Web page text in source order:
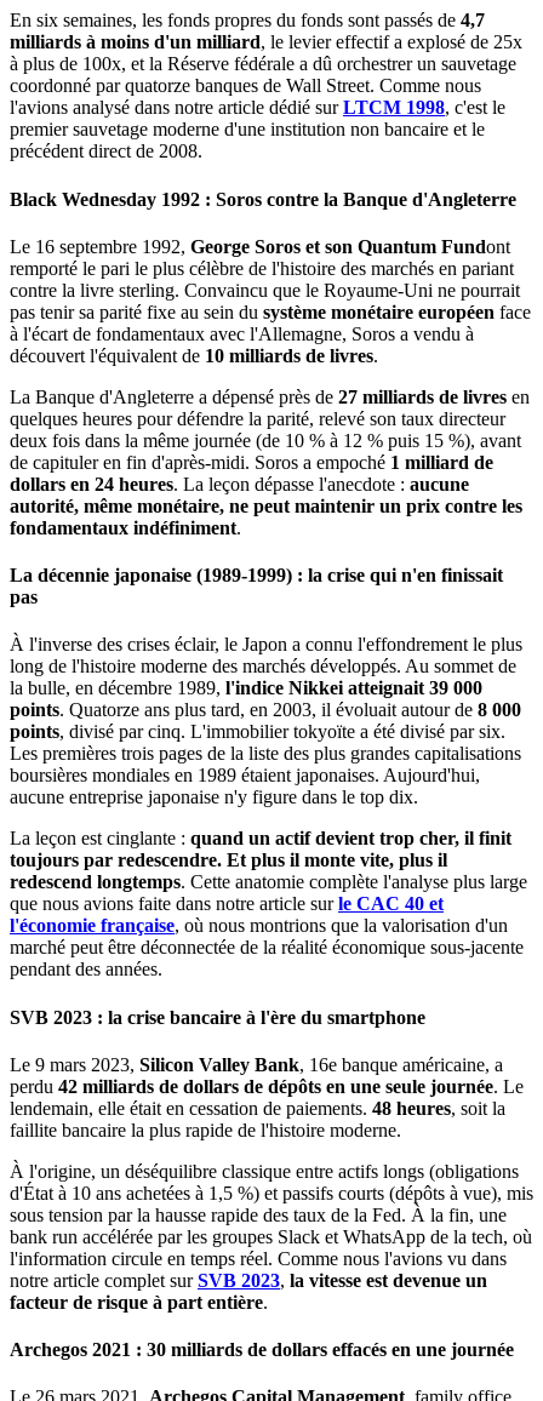
En six semaines, les fonds propres du fonds sont passés de 4,7
milliards à moins d'un milliard, le levier effectif a explosé de 25x
à plus de 100x, et la Réserve fédérale a dû orchestrer un sauvetage
coordonné par quatorze banques de Wall Street. Comme nous
l'avions analysé dans notre article dédié surLTCM 1998, c'est le
premier sauvetage moderne d'une institution non bancaire et le
précédent direct de 2008.
Black Wednesday 1992 : Soros contre la Banque d'Angleterre
Le 16 septembre 1992, George Soros et son Quantum Fundont
remporté le pari le plus célèbre de l'histoire des marchés en pariant
contre la livre sterling. Convaincu que le Royaume-Uni ne pourrait
pas tenir sa parité fixe au sein du système monétaire européen face
à l'écart de fondamentaux avec l'Allemagne, Soros a vendu à
découvert l'équivalent de 10 milliards de livres.
La Banque d'Angleterre a dépensé près de 27 milliards de livres en
quelques heures pour défendre la parité, relevé son taux directeur
deux fois dans la même journée (de 10 % à 12 % puis 15 %), avant
de capituler en fin d'après-midi. Soros a empoché 1 milliard de
dollars en 24 heures. La leçon dépasse l'anecdote : aucune
autorité, même monétaire, ne peut maintenir un prix contre les
fondamentaux indéfiniment.
La décennie japonaise (1989-1999) : la crise qui n'en finissait
pas
À l'inverse des crises éclair, le Japon a connu l'effondrement le plus
long de l'histoire moderne des marchés développés. Au sommet de
la bulle, en décembre 1989, l'indice Nikkei atteignait 39 000
points. Quatorze ans plus tard, en 2003, il évoluait autour de 8 000
points, divisé par cinq. L'immobilier tokyoïte a été divisé par six.
Les premières trois pages de la liste des plus grandes capitalisations
boursières mondiales en 1989 étaient japonaises. Aujourd'hui,
aucune entreprise japonaise n'y figure dans le top dix.
La leçon est cinglante : quand un actif devient trop cher, il finit
toujours par redescendre. Et plus il monte vite, plus il
redescend longtemps. Cette anatomie complète l'analyse plus large
que nous avions faite dans notre article surle CAC 40 et
l'économie française, où nous montrions que la valorisation d'un
marché peut être déconnectée de la réalité économique sous-jacente
pendant des années.
SVB 2023 : la crise bancaire à l'ère du smartphone
Le 9 mars 2023, Silicon Valley Bank, 16e banque américaine, a
perdu 42 milliards de dollars de dépôts en une seule journée. Le
lendemain, elle était en cessation de paiements. 48 heures, soit la
faillite bancaire la plus rapide de l'histoire moderne.
À l'origine, un déséquilibre classique entre actifs longs (obligations
d'État à 10 ans achetées à 1,5 %) et passifs courts (dépôts à vue), mis
sous tension par la hausse rapide des taux de la Fed. À la fin, une
bank run accélérée par les groupes Slack et WhatsApp de la tech, où
l'information circule en temps réel. Comme nous l'avions vu dans
notre article complet surSVB 2023, la vitesse est devenue un
facteur de risque à part entière.
Archegos 2021 : 30 milliards de dollars effacés en une journée